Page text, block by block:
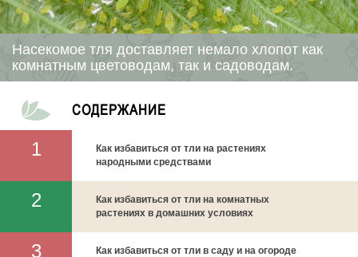
Насекомое тля доставляет немало хлопот как
комнатным цветоводам, так и садоводам.
СОДЕРЖАНИЕ
Как избавиться от тли на растениях
народными средствами
Как избавиться от тли на комнатных
растениях в домашних условиях
Как избавиться от тли в саду и на огороде